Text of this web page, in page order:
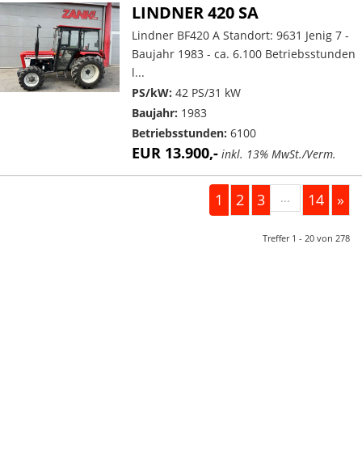
LINDNER 420 SA
Lindner BF420 A Standort: 9631 Jenig 7 -
Baujahr 1983 - ca. 6.100 Betriebsstunden
l...
PS/kW: 42 PS/31 kW
Baujahr: 1983
Betriebsstunden: 6100
EUR 13.900,- inkl. 13% MwSt./Verm.
1 2 3 ... 14 »
Treffer 1 - 20 von 278